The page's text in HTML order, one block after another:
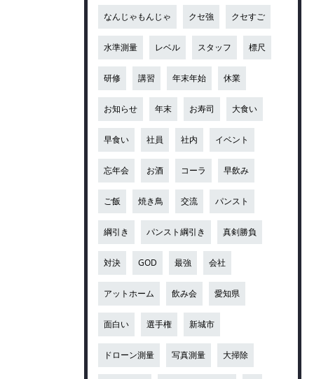
なんじゃもんじゃ クセ強 クセすご
水準測量 レベル スタッフ 標尺
研修 講習 年末年始 休業
お知らせ 年末 お寿司 大食い
早食い 社員 社内 イベント
忘年会 お酒 コーラ 早飲み
ご飯 焼き鳥 交流 パンスト
綱引き パンスト綱引き 真剣勝負
対決 GOD 最強 会社
アットホーム 飲み会 愛知県
面白い 選手権 新城市
ドローン測量 写真測量 大掃除